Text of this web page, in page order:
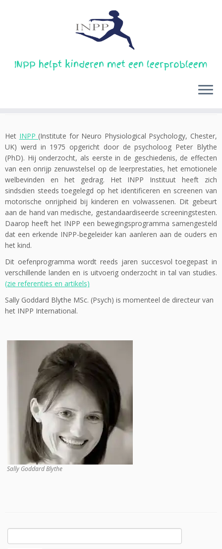
INPP helpt kinderen met een leerprobleem
Home » Wat is het INPP?
Het INPP(Institute for Neuro Physiological Psychology, Chester,
UK) werd in 1975 opgericht door de psycholoog Peter Blythe
(PhD). Hij onderzocht, als eerste in de geschiedenis, de effecten
van een onrijp zenuwstelsel op de leerprestaties, het emotionele
welbevinden en het gedrag. Het INPP Instituut heeft zich
sindsdien steeds toegelegd op het identificeren en screenen van
motorische onrijpheid bij kinderen en volwassenen. Dit gebeurt
aan de hand van medische, gestandaardiseerde screeningstesten.
Daarop heeft het INPP een bewegingsprogramma samengesteld
dat een erkende INPP-begeleider kan aanleren aan de ouders en
het kind.
Dit oefenprogramma wordt reeds jaren succesvol toegepast in
verschillende landen en is uitvoerig onderzocht in tal van studies.
(zie referenties en artikels)
Sally Goddard Blythe MSc. (Psych) is momenteel de directeur van
het INPP International.
Sally Goddard Blythe
Search
for: